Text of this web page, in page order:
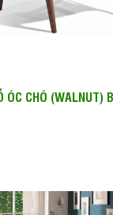
ÓC CHÓ (WALNUT)